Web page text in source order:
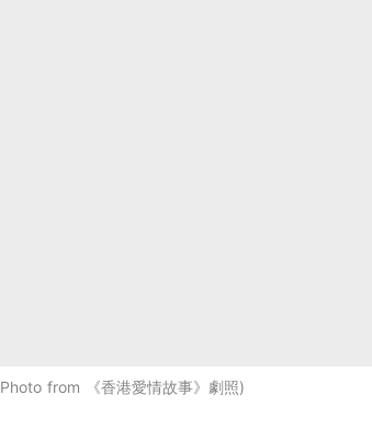
Photo from 《香港愛情故事》劇照